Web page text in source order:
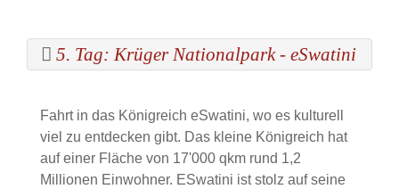
5. Tag: Krüger Nationalpark - eSwatini
Fahrt in das Königreich eSwatini, wo es kulturell
viel zu entdecken gibt. Das kleine Königreich hat
auf einer Fläche von 17'000 qkm rund 1,2
Millionen Einwohner. ESwatini ist stolz auf seine